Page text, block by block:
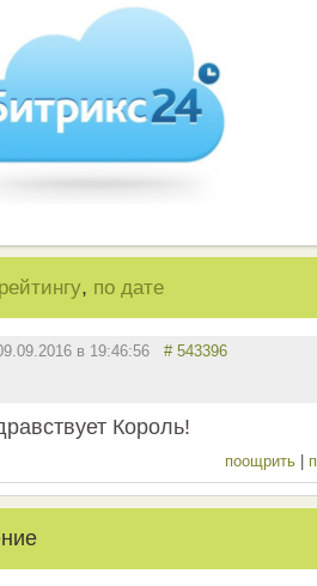
, по дате
в 19:46:56 # 543396
Король!
поощрить